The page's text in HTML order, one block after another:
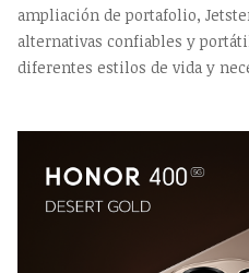
ampliación de portafolio,
alternativas confiables y
diferentes estilos de vida y